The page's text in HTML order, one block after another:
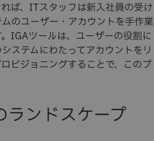
ば、ITスタッフは新入社員の受け
のユーザー・アカウントを手作業
IGAツールは、ユーザーの役割に
ステムにわたってアカウントをリ
ビジョニングすることで、このプ
ランドスケープ